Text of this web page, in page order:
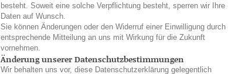
besteht. Soweit eine solche Verpflichtung besteht, sperren wir Ihre
Daten auf Wunsch.
Sie können Änderungen oder den Widerruf einer Einwilligung durch
entsprechende Mitteilung an uns mit Wirkung für die Zukunft
vornehmen.
Änderung unserer Datenschutzbestimmungen
Wir behalten uns vor, diese Datenschutzerklärung gelegentlich